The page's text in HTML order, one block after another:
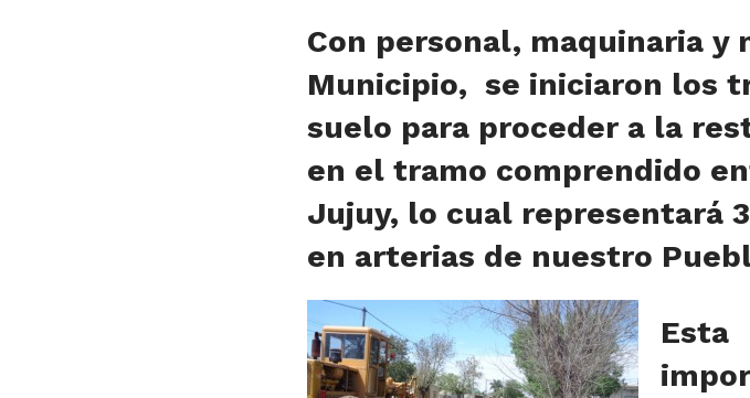
Con personal, maquinaria y
Municipio, se iniciaron los
suelo para proceder a la
en el tramo comprendido
Jujuy, lo cual representará
en arterias de nuestro
Esta